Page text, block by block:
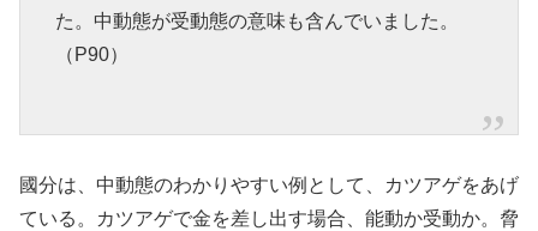
た。中動態が受動態の意味も含んでいました。
（P90）
國分は、中動態のわかりやすい例として、カツアゲをあげ
ている。カツアゲで金を差し出す場合、能動か受動か。脅